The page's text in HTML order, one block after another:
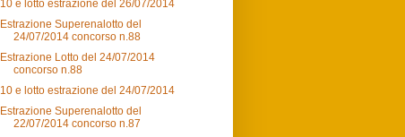
10 e lotto estrazione del 26/07/2014
Estrazione Superenalotto del
24/07/2014 concorso n.88
Estrazione Lotto del 24/07/2014
concorso n.88
10 e lotto estrazione del 24/07/2014
Estrazione Superenalotto del
22/07/2014 concorso n.87